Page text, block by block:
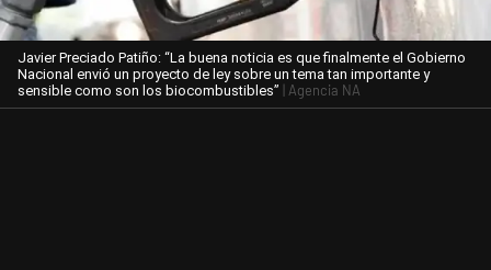
Javier Preciado Patiño: “La buena noticia es que finalmente el Gobierno
Nacional envió un proyecto de ley sobre un tema tan importante y
sensible como son los biocombustibles” | Agencia NA